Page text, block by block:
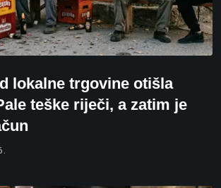
lokalne trgovine otišla
teške riječi, a zatim je